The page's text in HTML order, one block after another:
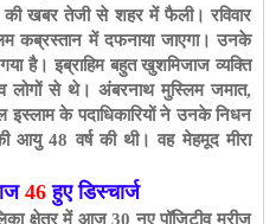
खबर तेजी से शहर में फैली। रविवार
कब्रस्तान में दफनाया जाएगा। उनके
है। इब्राहिम बहुत खुशमिजाज व्यक्ति
से थे। अंबरनाथ मुस्लिम जमात,
के पदाधिकारियों ने उनके निधन
आयु 48 वर्ष की थी। वह मेहमूद मीरा
46 हुए डिस्चार्ज
क्षेत्र में आज 30 नए पॉजिटीव मरीज